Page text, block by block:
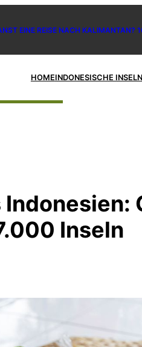
EINE REISE NACH KALIMANTAN?
HOMEINDONESISCHE INSELN
Indonesien:
Inseln